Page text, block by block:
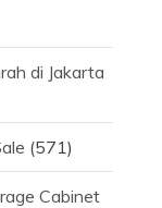
di Jakarta
(571)
Cabinet